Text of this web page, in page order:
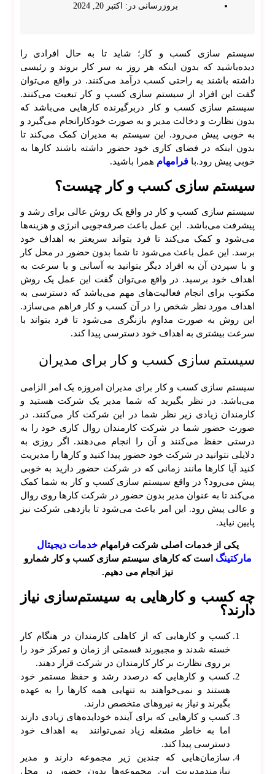
مشا
وره
سئو
در
مشه
د
بروزرسانی در: اکتبر 20, 2024
سیستم سازی کسب و کار؛ شاید تا به حال افرادی را
دیده‌باشید که بدون اینکه هر روز به سر کار بروند و رئیسی
داشته باشند به راحتی کسب درآمد می‌کنند. در واقع می‌توان
گفت این افراد از سیستم سازی کسب و کار تبعیت می‌کنند.
سیستم سازی کسب و کار دربرگیرنده کار‌هایی می‌باشد که
بدون نظارت و دخالت مدیر و به صورت خودکار‌انجام می‌گیرد و
به خوبی پیش می‌رود. این سیستم به مدیران کمک می‌کند تا
بدون اینکه در فضای کاری خود حضور داشته باشند کار‌ها به
خوبی پیش رود.با فرامهام همرا باشید.
سیستم سازی کسب و کار چیست؟
سیستم سازی کسب و کار در واقع یک روش عالی برای رشد و
پیشرفت می‌باشد. این عمل باعث صرفه‌جویی انرژی و هزینه‌ها
می‌شود و کمک می‌کند تا فرد بتواند سریعتر به اهداف خود
برسد. این عمل باعث می‌شود تا شما بدون حضور در محل کار
و با سپردن آن به افراد دیگر بتوانید به آسانی و با سرعت به
اهداف خود برسید. در واقع می‌توان گفت این عمل یک روش
مکتوب برای انجام فعالیت‌های مهم می‌باشد که دسترسی به
اهداف مورد نظر شخص را در آن کسب و کار فراهم می‌سازد.
این روش به صورت مداوم بازنگری می‌شود تا فرد بتواند با
سرعت بیشتری به اهداف خود دسترسی پیدا کند.
سیستم سازی کسب و کار برای مدیران
سیستم سازی کسب و کار برای مدیران امروزه یک امر الزامی
می‌باشد. در نظر بگیرید که شما مدیر یک شرکت هستید و
کارمندان زیادی زیر نظر شما در این شرکت کار می‌کنند. در
صورت حضور شما در شرکت کارمندان روال کاری خود را به
درستی حفظ می‌کنند و آن را انجام می‌دهند. اگر روزی به
دلایلی نتوانید در شرکت خود حضور پیدا کنید و کار‌ها را مدیریت
کنید آیا کار‌ها مانند زمانی که در شرکت حضور دارید به خوبی
پیش می‌رود؟ در واقع سیستم سازی کسب و کار به شما کمک
می‌کند تا به عنوان مدیر بدون حضور در شرکت کار‌ها روی روال
و عالی پیش رود. این امر باعث می‌شود تا بازدهی شرکت نیز
پایین نیاید.
یکی از خدمات اصلی شرکت فرامهامخدمات دیجیتال
مارکتینگ است که کارهای سیستم سازی کسب و کار شمارو
نیز انجام می دهیم.
چه کسب و کار‌هایی به سیستم‌سازی نیاز
دارند؟
کسب و کار‌هایی که از کاهلی کارمندان در هنگام کار
خسته شدند و مجبورند قسمتی از زمان و تمرکز خود را
بر روی نظارت بر کار کارمندان در شرکت قرار دهند.
کسب و کار‌هایی که درصدد رشد و حفظ مستمر خود
هستند و نمی‌خواهند به تنهایی همه کار‌ها را به عهده
بگیرند و نیاز به نیرو‌های متخصص دارند.
کسب و کار‌هایی که برای آینده خود‌ایده‌های زیادی دارند
اما به خاطر مشغله زیاد نمی‌توانند به اهداف خود
دسترسی پیدا کند.
سازمان‌هایی که چندین زیر مجموعه دارند و مدیر
نیازمندمدیریت این مجموعه‌ها بدون حضور در محل